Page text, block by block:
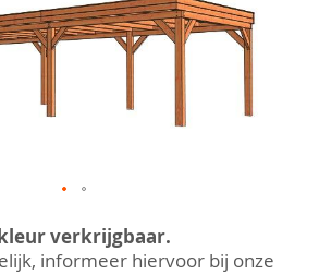
verkrijgbaar.
informeer hiervoor bij onze